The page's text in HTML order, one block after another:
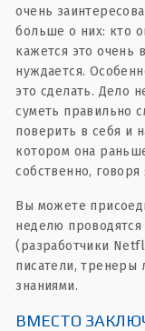
очень
больше о них: кто
кажется это очень
нуждается.
это сделать. Дело
суметь правильно
поверить в себя и
котором она
собственно, говоря
Вы можете
неделю
(разработчики
писатели, тренеры
знаниями.
ВМЕСТО